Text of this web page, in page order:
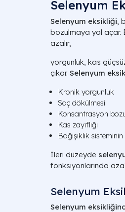
Selenyum
Selenyum eksikliği,
bozulmaya yol açar.
azalır,
yorgunluk, kas
çıkar. Selenyum
Kronik yorgunluk
Saç dökülmesi
Konsantrasyon
Kas zayıflığı
Bağışıklık
İleri düzeyde
fonksiyonlarında
Selenyum
Selenyum